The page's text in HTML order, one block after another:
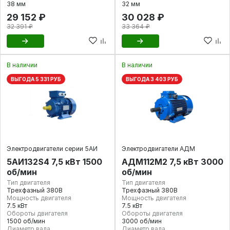
38 мм
29 152 ₽
32 391 ₽
32 мм
30 028 ₽
33 364 ₽
В наличии
ВЫГОДА 5 331 РУБ
Электродвигатели серии 5АИ
5АИ132S4 7,5 кВт 1500
об/мин
Тип двигателя
Трехфазный 380В
Мощность двигателя
7.5 кВт
Обороты двигателя
1500 об/мин
В наличии
ВЫГОДА 3 403 РУБ
Электродвигатели АДМ
АДМ112М2 7,5 кВт 3000
об/мин
Тип двигателя
Трехфазный 380В
Мощность двигателя
7.5 кВт
Обороты двигателя
3000 об/мин